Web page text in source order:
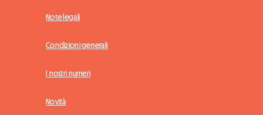
Note legali
Condizioni generali
I nostri numeri
Novità